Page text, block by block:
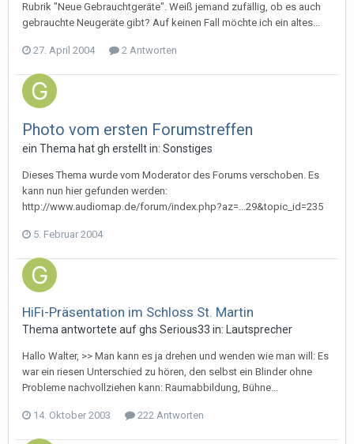
Rubrik "Neue Gebrauchtgeräte". Weiß jemand zufällig, ob es auch
gebrauchte Neugeräte gibt? Auf keinen Fall möchte ich ein altes...
27. April 2004 2 Antworten
Photo vom ersten Forumstreffen
ein Thema hatgh erstellt in: Sonstiges
Dieses Thema wurde vom Moderator des Forums verschoben. Es
kann nun hier gefunden werden:
http://www.audiomap.de/forum/index.php?az=...29&topic_id=235
5. Februar 2004
HiFi-Präsentation im Schloss St. Martin
Thema antwortete aufghs Serious33 in: Lautsprecher
Hallo Walter, >> Man kann es ja drehen und wenden wie man will: Es
war ein riesen Unterschied zu hören, den selbst ein Blinder ohne
Probleme nachvollziehen kann: Raumabbildung, Bühne...
14. Oktober 2003 222 Antworten